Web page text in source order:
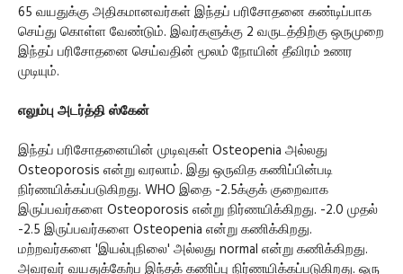
65 வயதுக்கு அதிகமானவர்கள் இந்தப் பரிசோதனை கண்டிப்பாக
செய்து கொள்ள வேண்டும். இவர்களுக்கு 2 வருடத்திற்கு ஒருமுறை
இந்தப் பரிசோதனை செய்வதின் மூலம் நோயின் தீவிரம் உணர
முடியும்.
எலும்பு அடர்த்தி ஸ்கேன்
இந்தப் பரிசோதனையின் முடிவுகள் Osteopenia அல்லது
Osteoporosis என்று வரலாம். இது ஒருவித கணிப்பின்படி
நிர்ணயிக்கப்படுகிறது. WHO இதை -2.5க்குக் குறைவாக
இருப்பவர்களை Osteoporosis என்று நிர்ணயிக்கிறது. -2.0 முதல்
-2.5 இருப்பவர்களை Osteopenia என்று கணிக்கிறது.
மற்றவர்களை 'இயல்புநிலை' அல்லது normal என்று கணிக்கிறது.
அவரவர் வயதுக்கேற்ப இந்தக் கணிப்பு நிர்ணயிக்கப்படுகிறது. ஒரு